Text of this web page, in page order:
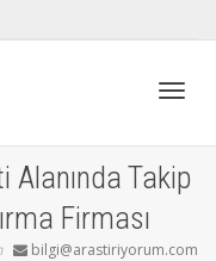
Takip
Firması
bilgi@arastiriyorum.com